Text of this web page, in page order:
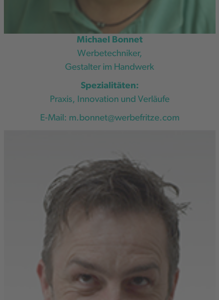
Michael Bonnet
Werbetechniker,
Gestalter im Handwerk
Spezialitäten:
Praxis, Innovation und Verläufe
E-Mail: m.bonnet@werbefritze.com